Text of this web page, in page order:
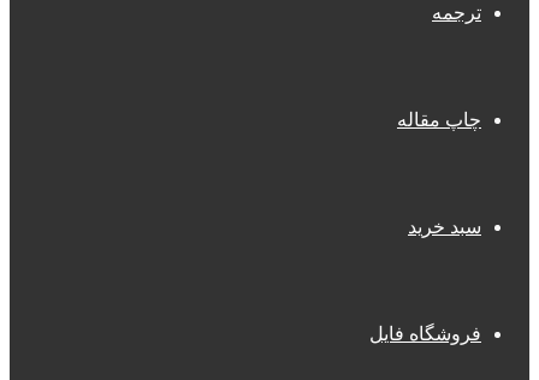
ترجمه
چاپ مقاله
سبد خرید
فروشگاه فایل